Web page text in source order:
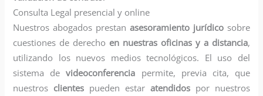
Consulta Legal presencial y online
Nuestros abogados prestan asesoramiento jurídicosobre
cuestiones de derecho en nuestras oficinas y a distancia,
utilizando los nuevos medios tecnológicos. El uso del
sistema devideoconferencia permite, previa cita, que
nuestros clientes pueden estar atendidospor nuestros